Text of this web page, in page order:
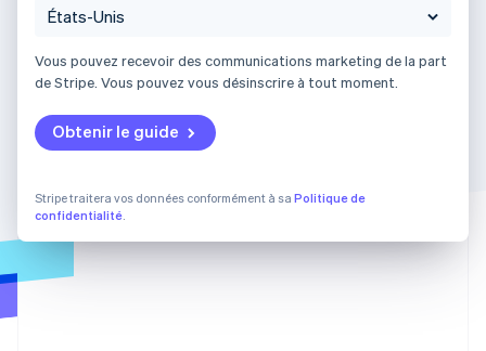
Vous pouvez recevoir des communications marketing de la part
de Stripe. Vous pouvez vous désinscrire à tout moment.
Obtenir le guide
Stripe traitera vos données conformément à sa Politique de
confidentialité